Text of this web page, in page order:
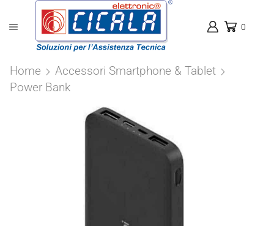
0
Home
Accessori Smartphone & Tablet
Power Bank